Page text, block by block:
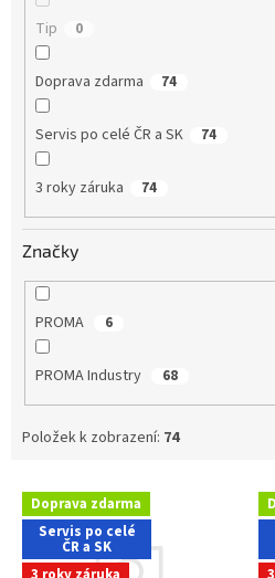
Tip 0
Doprava zdarma 74
Servis po celé ČR a SK 74
3 roky záruka 74
Značky
PROMA 6
PROMA Industry 68
Položek k zobrazení: 74
V Doprava zdarma
Servis po celé
ČR a SK